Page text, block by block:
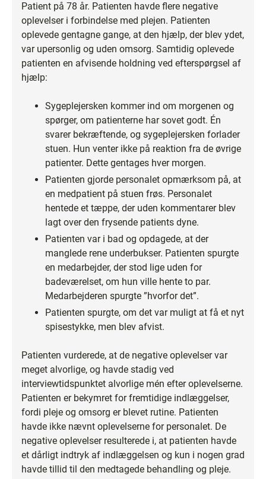
Patient på 78 år. Patienten havde flere negative
oplevelser i forbindelse med plejen. Patienten
oplevede gentagne gange, at den hjælp, der blev ydet,
var upersonlig og uden omsorg. Samtidig oplevede
patienten en afvisende holdning ved efterspørgsel af
hjælp:
Sygeplejersken kommer ind om morgenen og
spørger, om patienterne har sovet godt. Én
svarer bekræftende, og sygeplejersken forlader
stuen. Hun venter ikke på reaktion fra de øvrige
patienter. Dette gentages hver morgen.
Patienten gjorde personalet opmærksom på, at
en medpatient på stuen frøs. Personalet
hentede et tæppe, der uden kommentarer blev
lagt over den frysende patients dyne.
Patienten var i bad og opdagede, at der
manglede rene underbukser. Patienten spurgte
en medarbejder, der stod lige uden for
badeværelset, om hun ville hente to par.
Medarbejderen spurgte ”hvorfor det”.
Patienten spurgte, om det var muligt at få et nyt
spisestykke, men blev afvist.
Patienten vurderede, at de negative oplevelser var
meget alvorlige, og havde stadig ved
interviewtidspunktet alvorlige mén efter oplevelserne.
Patienten er bekymret for fremtidige indlæggelser,
fordi pleje og omsorg er blevet rutine. Patienten
havde ikke nævnt oplevelserne for personalet. De
negative oplevelser resulterede i, at patienten havde
et dårligt indtryk af indlæggelsen og kun i nogen grad
havde tillid til den medtagede behandling og pleje.